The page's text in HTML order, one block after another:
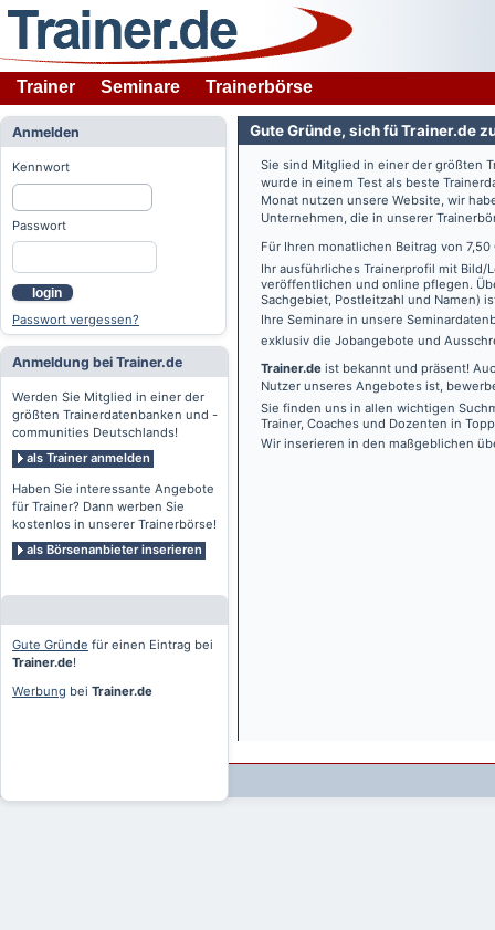
Trainer Seminare Trainerbörse
Anmelden
Kennwort
Passwort
login
Passwort vergessen?
Anmeldung bei Trainer.de
Werden Sie Mitglied in einer der
größten Trainerdatenbanken und -
communities Deutschlands!
als Trainer anmelden
Haben Sie interessante Angebote
für Trainer? Dann werben Sie
kostenlos in unserer Trainerbörse!
als Börsenanbieter inserieren
Gute Gründe für einen Eintrag bei
Trainer.de!
Werbung bei Trainer.de
Gute Gründe, sich fü Trainer.de
Sie sind Mitglied in einer der größten
wurde in einem Test als beste
Monat nutzen unsere Website, wir
Unternehmen, die in unserer
Für Ihren monatlichen Beitrag von
Ihr ausführliches Trainerprofil mit
veröffentlichen und online pflegen.
Sachgebiet, Postleitzahl und Namen)
Ihre Seminare in unsere
exklusiv die Jobangebote und
Trainer.de ist bekannt und präsent!
Nutzer unseres Angebotes ist,
Sie finden uns in allen wichtigen
Trainer, Coaches und Dozenten in
Wir inserieren in den maßgeblichen